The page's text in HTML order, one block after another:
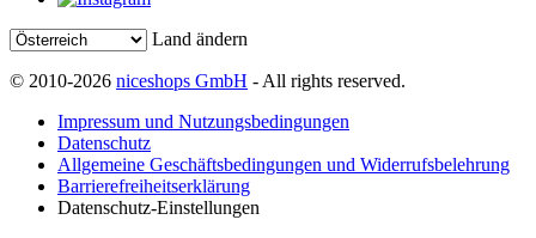
Land ändern
© 2010-2026 niceshops GmbH - All rights reserved.
Impressum und Nutzungsbedingungen
Datenschutz
Allgemeine Geschäftsbedingungen und Widerrufsbelehrung
Barrierefreiheitserklärung
Datenschutz-Einstellungen